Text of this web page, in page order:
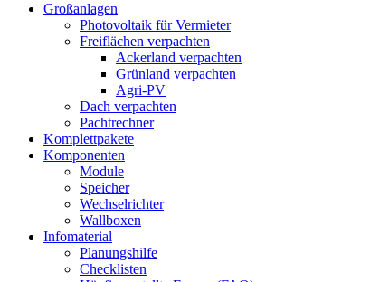
Großanlagen
Photovoltaik für Vermieter
Freiflächen verpachten
Ackerland verpachten
Grünland verpachten
Agri-PV
Dach verpachten
Pachtrechner
Komplettpakete
Komponenten
Module
Speicher
Wechselrichter
Wallboxen
Infomaterial
Planungshilfe
Checklisten